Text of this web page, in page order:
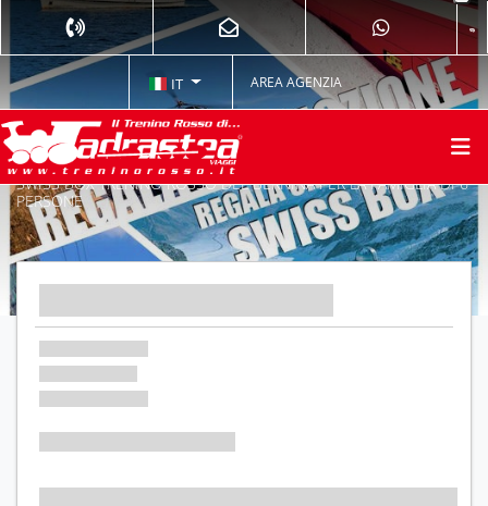
IT AREA AGENZIA
SWISS BOX TRENINO ROSSO DEL BERNINA PER LA FAMIGLIA DI 6
PERSONE